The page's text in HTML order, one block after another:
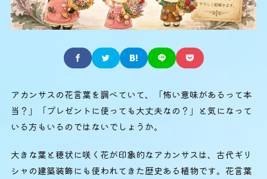
アカンサスの花言葉を調べていて、「怖い意味があるって本
当？」「プレゼントに使っても大丈夫なの？」と気になって
いる方もいるのではないでしょうか。
大きな葉と穂状に咲く花が印象的なアカンサスは、古代ギリ
シャの建築装飾にも使われてきた歴史ある植物です。花言葉